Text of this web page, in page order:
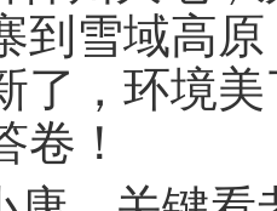
到雪域高
了，环境
卷！